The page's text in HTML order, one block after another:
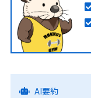
AI要約